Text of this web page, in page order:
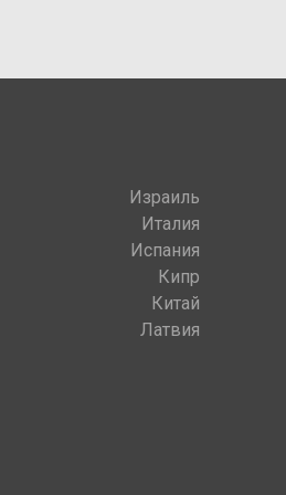
Израиль
Италия
Испания
Кипр
Китай
Латвия